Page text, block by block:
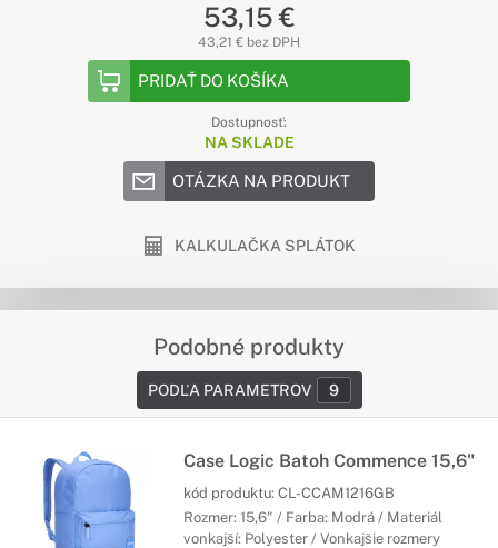
53,15 €
43,21 € bez DPH
PRIDAŤ DO KOŠÍKA
Dostupnosť:
NA SKLADE
OTÁZKA NA PRODUKT
KALKULAČKA SPLÁTOK
Podobné produkty
PODĽA PARAMETROV 9
Case Logic Batoh Commence 15,6"
kód produktu: CL-CCAM1216GB
Rozmer: 15,6" / Farba: Modrá / Materiál
vonkajší: Polyester / Vonkajšie rozmery